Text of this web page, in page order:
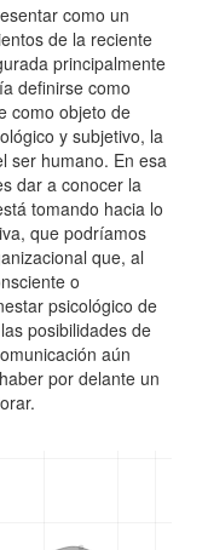
como un
de la reciente
principalmente
definirse como
como objeto de
y subjetivo, la
ser humano. En esa
dar a conocer la
tomando hacia lo
que podríamos
que, al
o
psicológico de
posibilidades de
aún
por delante un